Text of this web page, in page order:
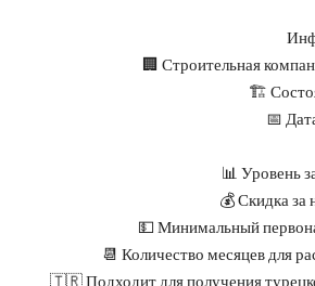
🏢 Строительная
🏗
📅
📊 Уровень
💰 Скидка за
💵 Минимальный
📆 Количество месяцев для